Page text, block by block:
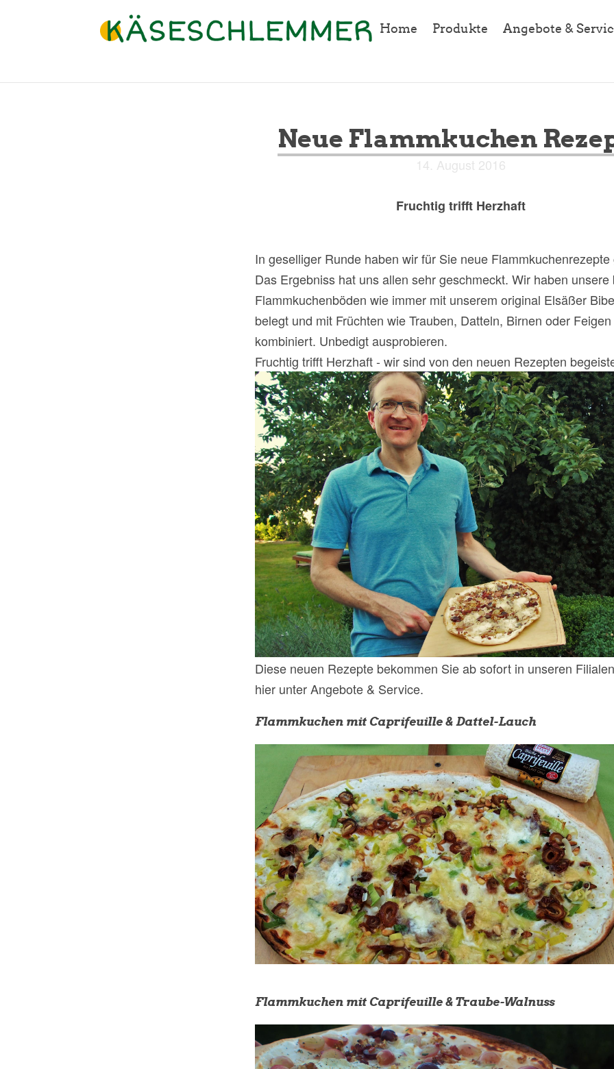
Home Produkte Angebote &
Neue Flammkuchen
14. August 2016
Fruchtig trifft Herzhaft
In geselliger Runde haben wir für Sie neue
Das Ergebniss hat uns allen sehr geschmeckt. Wir haben unsere
Flammkuchenböden wie immer mit unserem original Elsäßer
belegt und mit Früchten wie Trauben, Datteln, Birnen oder Feigen
kombiniert. Unbedigt ausprobieren.
Fruchtig trifft Herzhaft - wir sind von den neuen Rezepten
Diese neuen Rezepte bekommen Sie ab sofort in unseren
hier unter Angebote & Service.
Flammkuchen mit Caprifeuille & Dattel-Lauch
Flammkuchen mit Caprifeuille & Traube-Walnuss